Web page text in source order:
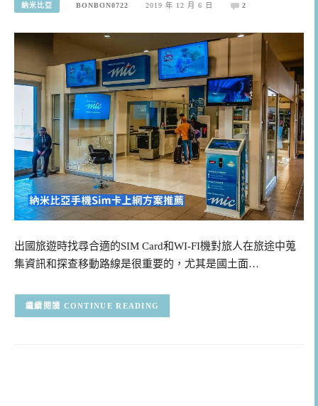
納米比亞 BONBON0722 2019 年 12 月 6 日 2
出國旅遊時找尋合適的SIM Card和WI-FI機對旅人在旅途中蒐
集資訊和探查移動路線是很重要的，尤其是國土面…
CONTINUE READING